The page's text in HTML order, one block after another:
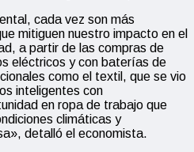
cada vez son más
mitiguen nuestro impacto en el
a partir de las compras de
eléctricos y con baterías de
como el textil, que se vio
inteligentes con
en ropa de trabajo que
climáticas y
detalló el economista.